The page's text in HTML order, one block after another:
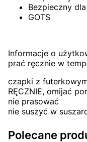
Bezpieczny
GOTS
Informacje o
prać ręcznie w
czapki z
RĘCZNIE, omijać
nie prasować
nie suszyć w
Polecane